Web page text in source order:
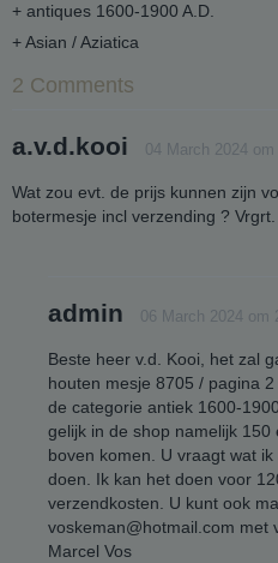
+ antiques 1600-1900 A.D.
+ Asian / Aziatica
2 Comments
a.v.d.kooi 04 March 2024 om
Wat zou evt. de prijs kunnen zijn
botermesje incl verzending ? Vrgrt.
admin 06 March 2024 om
Beste heer v.d. Kooi, het zal
houten mesje 8705 / pagina
de categorie antiek 1600-
gelijk in de shop namelijk 150
boven komen. U vraagt wat
doen. Ik kan het doen voor
verzendkosten. U kunt ook
voskeman@hotmail.com met
Marcel Vos